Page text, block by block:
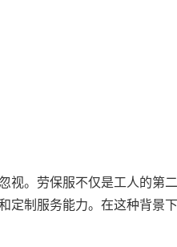
视。劳保服不仅是工人的
定制服务能力。在这种背景